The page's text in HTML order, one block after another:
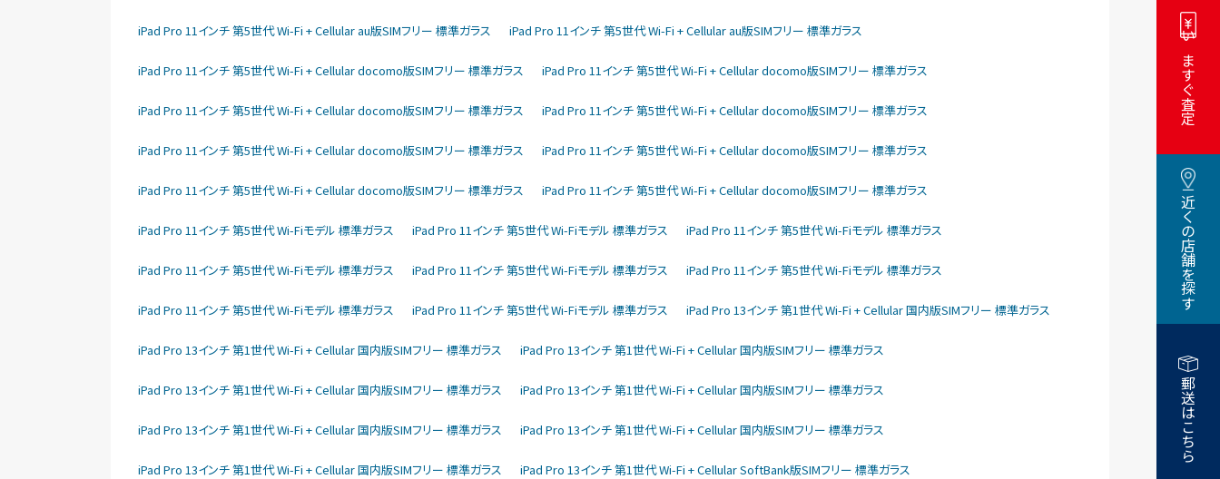
いますぐ査定
近くの店舗を探す
郵送はこちら
iPad Pro 11インチ 第5世代 Wi-Fi + Cellular au版SIMフリー 標準ガラス iPad Pro 11インチ 第5世代 Wi-Fi + Cellular au版SIMフリー 標準ガラス
iPad Pro 11インチ 第5世代 Wi-Fi + Cellular docomo版SIMフリー 標準ガラス iPad Pro 11インチ 第5世代 Wi-Fi + Cellular docomo版SIMフリー 標準ガラス
iPad Pro 11インチ 第5世代 Wi-Fi + Cellular docomo版SIMフリー 標準ガラス iPad Pro 11インチ 第5世代 Wi-Fi + Cellular docomo版SIMフリー 標準ガラス
iPad Pro 11インチ 第5世代 Wi-Fi + Cellular docomo版SIMフリー 標準ガラス iPad Pro 11インチ 第5世代 Wi-Fi + Cellular docomo版SIMフリー 標準ガラス
iPad Pro 11インチ 第5世代 Wi-Fi + Cellular docomo版SIMフリー 標準ガラス iPad Pro 11インチ 第5世代 Wi-Fi + Cellular docomo版SIMフリー 標準ガラス
iPad Pro 11インチ 第5世代 Wi-Fiモデル 標準ガラス iPad Pro 11インチ 第5世代 Wi-Fiモデル 標準ガラス iPad Pro 11インチ 第5世代 Wi-Fiモデル 標準ガラス
iPad Pro 11インチ 第5世代 Wi-Fiモデル 標準ガラス iPad Pro 11インチ 第5世代 Wi-Fiモデル 標準ガラス iPad Pro 11インチ 第5世代 Wi-Fiモデル 標準ガラス
iPad Pro 11インチ 第5世代 Wi-Fiモデル 標準ガラス iPad Pro 11インチ 第5世代 Wi-Fiモデル 標準ガラス iPad Pro 13インチ 第1世代 Wi-Fi + Cellular 国内版SIMフリー 標準ガラス
iPad Pro 13インチ 第1世代 Wi-Fi + Cellular 国内版SIMフリー 標準ガラス iPad Pro 13インチ 第1世代 Wi-Fi + Cellular 国内版SIMフリー 標準ガラス
iPad Pro 13インチ 第1世代 Wi-Fi + Cellular 国内版SIMフリー 標準ガラス iPad Pro 13インチ 第1世代 Wi-Fi + Cellular 国内版SIMフリー 標準ガラス
iPad Pro 13インチ 第1世代 Wi-Fi + Cellular 国内版SIMフリー 標準ガラス iPad Pro 13インチ 第1世代 Wi-Fi + Cellular 国内版SIMフリー 標準ガラス
iPad Pro 13インチ 第1世代 Wi-Fi + Cellular 国内版SIMフリー 標準ガラス iPad Pro 13インチ 第1世代 Wi-Fi + Cellular SoftBank版SIMフリー 標準ガラス